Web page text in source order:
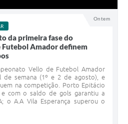
Ontem
da primeira fase do
Amador definem
Vello de Futebol Amador
semana (1º e 2 de agosto), e
na competição. Porto Epitácio
e com o saldo de gols garantiu a
o A.A Vila Esperança superou o